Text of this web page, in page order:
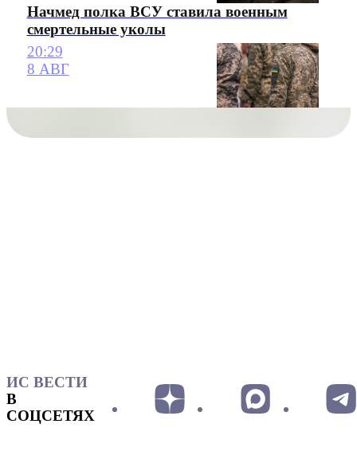
Начмед полка ВСУ ставила военным
смертельные уколы
20:29
8 АВГ
ИС ВЕСТИ
В
СОЦСЕТЯХ